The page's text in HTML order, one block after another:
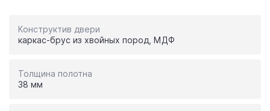
Конструктив двери
каркас-брус из хвойных пород, МДФ
Толщина полотна
38 мм